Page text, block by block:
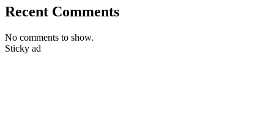
Recent Comments
No comments to show.
Sticky ad